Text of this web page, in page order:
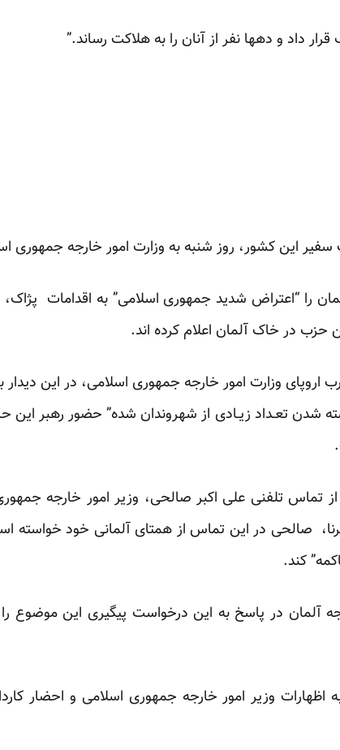
داد و دهها نفر از آنان را به هلاکت رساند.”
سفیر این کشور، روز شنبه به وزارت امور خارجه جمهوری
را “اعتراض شدید جمهوری اسلامی” به اقدامات
حزب در خاک آلمان اعلام کرده اند.
وزارت امور خارجه جمهوری اسلامی، در این دیدار
شدن تعـداد زیـادی از شهروندان شده” حضور رهبر
.
تماس تلفنی علی اکبر صالحی، وزیر امور خارجه
صالحی در این تماس از همتای آلمانی خود خواسته
کند.
آلمان در پاسخ به این درخواست پیگیری این موضوع
وزیر امور خارجه جمهوری اسلامی و احضار